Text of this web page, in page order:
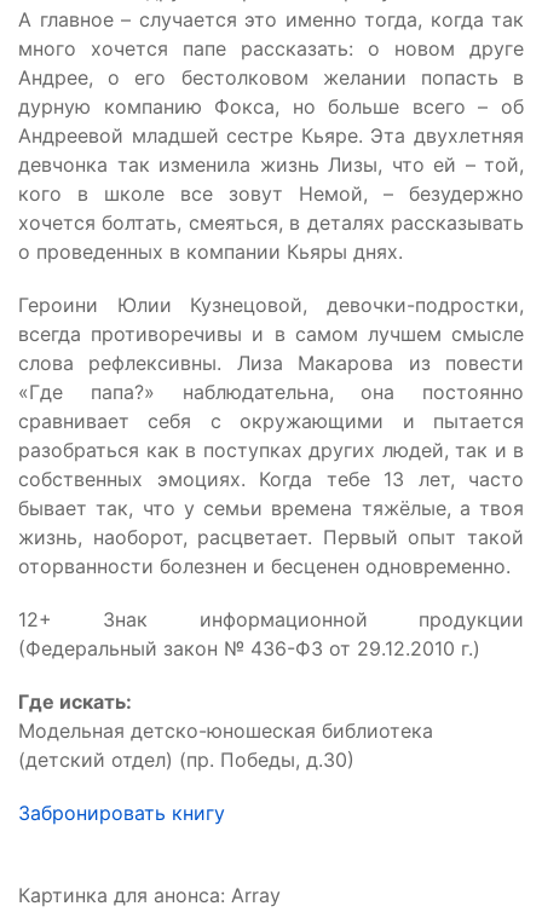
А главное – случается это именно тогда, когда так
много хочется папе рассказать: о новом друге
Андрее, о его бестолковом желании попасть в
дурную компанию Фокса, но больше всего – об
Андреевой младшей сестре Кьяре. Эта двухлетняя
девчонка так изменила жизнь Лизы, что ей – той,
кого в школе все зовут Немой, – безудержно
хочется болтать, смеяться, в деталях рассказывать
о проведенных в компании Кьяры днях.
Героини Юлии Кузнецовой, девочки-подростки,
всегда противоречивы и в самом лучшем смысле
слова рефлексивны. Лиза Макарова из повести
«Где папа?» наблюдательна, она постоянно
сравнивает себя с окружающими и пытается
разобраться как в поступках других людей, так и в
собственных эмоциях. Когда тебе 13 лет, часто
бывает так, что у семьи времена тяжёлые, а твоя
жизнь, наоборот, расцветает. Первый опыт такой
оторванности болезнен и бесценен одновременно.
12+ Знак информационной продукции
(Федеральный закон № 436-ФЗ от 29.12.2010 г.)
Где искать:
Модельная детско-юношеская библиотека
(детский отдел) (пр. Победы, д.30)
Забронировать книгу
Картинка для анонса: Array